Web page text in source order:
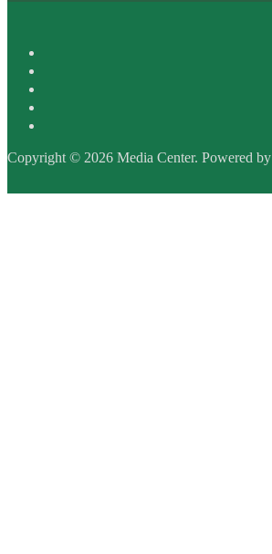
Copyright © 2026 Media Center. Powered by